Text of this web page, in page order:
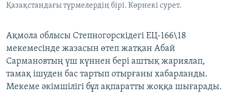
Қазақстандағы түрмелердің бірі. Көрнекі сурет.
Ақмола облысы Степногорскідегі ЕЦ-166\18
мекемесінде жазасын өтеп жатқан Абай
Сармановтың үш күннен бері аштық жариялап,
тамақ ішуден бас тартып отырғаны хабарланды.
Мекеме әкімшілігі бұл ақпаратты жоққа шығарады.